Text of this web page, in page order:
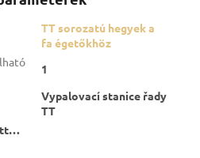
TT sorozatú hegyek a
fa égetőkhöz
1
Vypalovací stanice řady
TT